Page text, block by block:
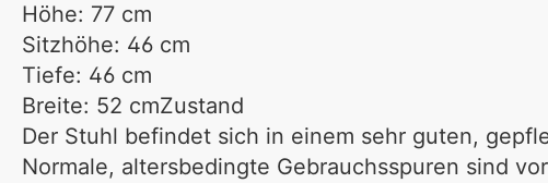
Höhe: 77 cm
Sitzhöhe: 46 cm
Tiefe: 46 cm
Breite: 52 cmZustand
Der Stuhl befindet sich in einem sehr guten,
Normale, altersbedingte Gebrauchsspuren sind